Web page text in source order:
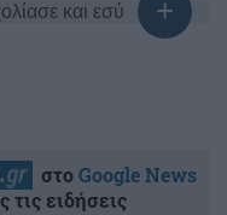
και εσύ
στοGoogle News
ειδήσεις